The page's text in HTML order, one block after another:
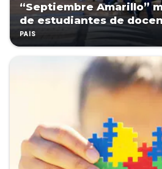
“Septiembre Amarillo”
de estudiantes de
PAÍS